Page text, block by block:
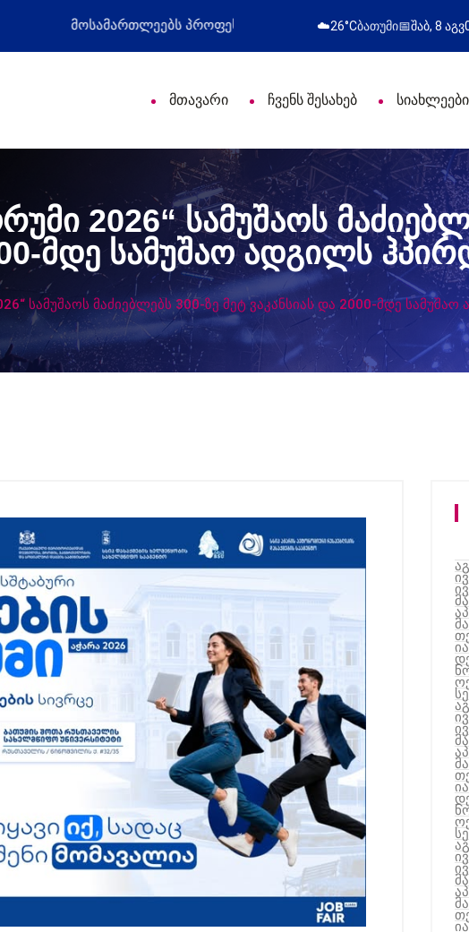
დღე მიულოცა წარმატებული გამოსვლა
☁️26°Cბათუმი📅შაბ, 8 აგვ
მთავარი ჩვენს შესახებ სიახლეები
2026“ სამუშაოს
მდე სამუშაო ადგილს
სამუშაოს მაძიებლებს 300-ზე მეტ ვაკანსიას და 2000-მდე